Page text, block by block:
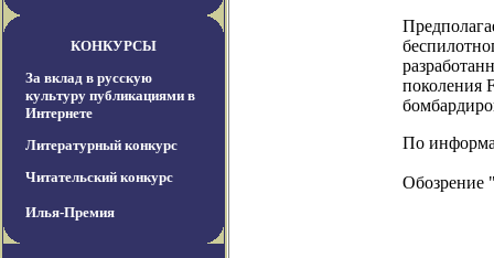
КОНКУРСЫ
За вклад в русскую
культуру публикациями в
Интернете
Литературный конкурс
Читательский конкурс
Илья-Премия
поколения
По
Обозрение